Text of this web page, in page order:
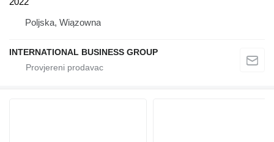
Poljska, Wiązowna
INTERNATIONAL BUSINESS GROUP